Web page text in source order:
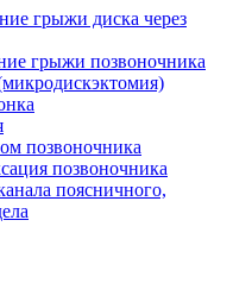
грыжи диска через
грыжи позвоночника
позвоночника
позвоночника
поясничного,